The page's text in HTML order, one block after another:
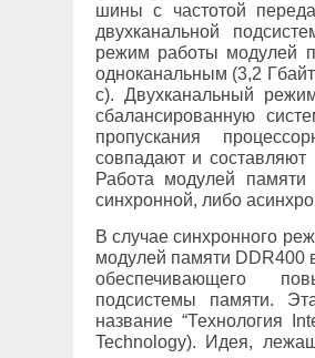
шины с частотой
двухканальной
режим работы модулей
одноканальным (3,2
с). Двухканальный
сбалансированную
пропускания
совпадают и
Работа модулей
синхронной, либо
В случае синхронного
модулей памяти DDR400
обеспечивающего
подсистемы памяти.
название “Технология
Technology). Идея,